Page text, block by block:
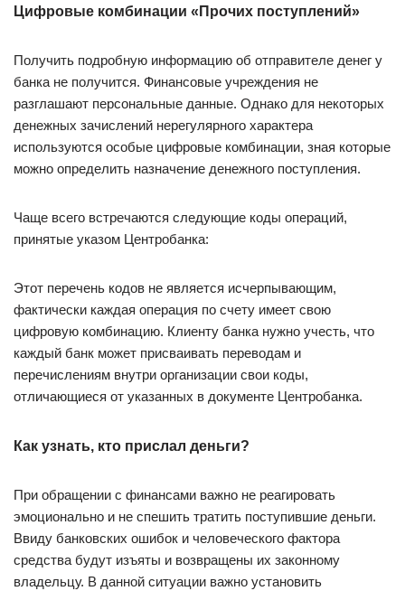
Цифровые комбинации «Прочих поступлений»
Получить подробную информацию об отправителе денег у
банка не получится. Финансовые учреждения не
разглашают персональные данные. Однако для некоторых
денежных зачислений нерегулярного характера
используются особые цифровые комбинации, зная которые
можно определить назначение денежного поступления.
Чаще всего встречаются следующие коды операций,
принятые указом Центробанка:
Этот перечень кодов не является исчерпывающим,
фактически каждая операция по счету имеет свою
цифровую комбинацию. Клиенту банка нужно учесть, что
каждый банк может присваивать переводам и
перечислениям внутри организации свои коды,
отличающиеся от указанных в документе Центробанка.
Как узнать, кто прислал деньги?
При обращении с финансами важно не реагировать
эмоционально и не спешить тратить поступившие деньги.
Ввиду банковских ошибок и человеческого фактора
средства будут изъяты и возвращены их законному
владельцу. В данной ситуации важно установить